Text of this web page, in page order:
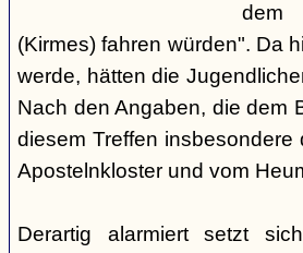
dem
(Kirmes) fahren würden". Da
werde, hätten die
Nach den Angaben, die dem
diesem Treffen
Apostelnkloster und vom
Derartig alarmiert setzt